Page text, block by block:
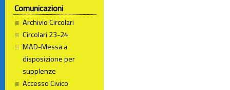
Comunicazioni
Archivio Circolari
Circolari 23-24
MAD-Messa a
disposizione per
supplenze
Accesso Civico